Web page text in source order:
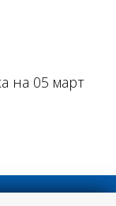
на 05 март